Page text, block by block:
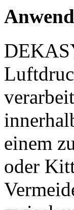
einem
oder